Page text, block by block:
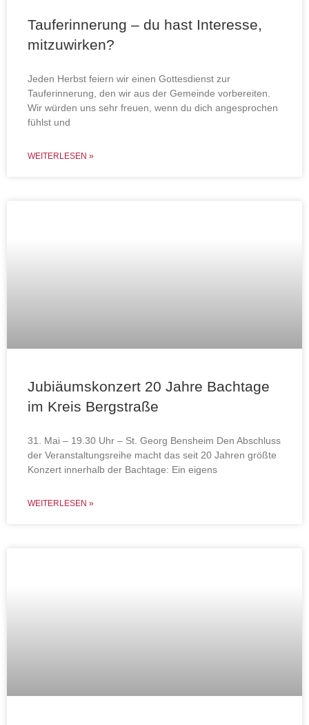
Tauferinnerung – du hast Interesse,
mitzuwirken?
Jeden Herbst feiern wir einen Gottesdienst zur
Tauferinnerung, den wir aus der Gemeinde vorbereiten.
Wir würden uns sehr freuen, wenn du dich angesprochen
fühlst und
WEITERLESEN »
Jubiäumskonzert 20 Jahre Bachtage
im Kreis Bergstraße
31. Mai – 19.30 Uhr – St. Georg Bensheim Den Abschluss
der Veranstaltungsreihe macht das seit 20 Jahren größte
Konzert innerhalb der Bachtage: Ein eigens
WEITERLESEN »